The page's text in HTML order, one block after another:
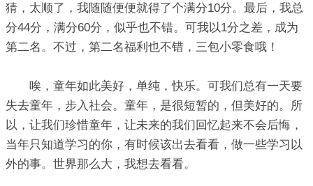
猜，太顺了，我随随便便就得了个满分10分。最后，我总
分44分，满分60分，似乎也不错。可我以1分之差，成为
第二名。不过，第二名福利也不错，三包小零食哦！
唉，童年如此美好，单纯，快乐。可我们总有一天要
失去童年，步入社会。童年，是很短暂的，但美好的。所
以，让我们珍惜童年，让未来的我们回忆起来不会后悔，
当年只知道学习的你，有时候该出去看看，做一些学习以
外的事。世界那么大，我想去看看。